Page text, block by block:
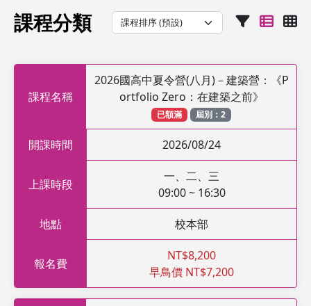
課程分類
課程名稱
2026國高中夏令營(八月)－建築營：《P
ortfolio Zero：在建築之前》
已額滿 屆別：2
開課時間 2026/08/24
上課時段
一、二、三
09:00 ~ 16:30
地點 校本部
報名費
NT$8,200
早鳥價 NT$7,200